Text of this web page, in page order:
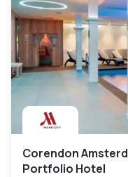
Corendon
Portfolio Hotel